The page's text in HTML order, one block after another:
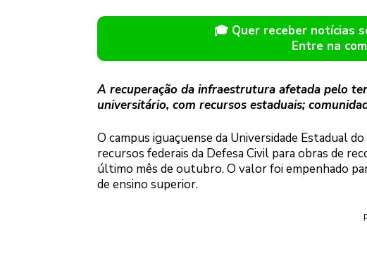
🎓 Quer receber notícias
Entre na
A recuperação da infraestrutura afetada pelo
universitário, com recursos estaduais;
O campus iguaçuense da Universidade Estadual
recursos federais da Defesa Civil para obras de
último mês de outubro. O valor foi empenhado
de ensino superior.